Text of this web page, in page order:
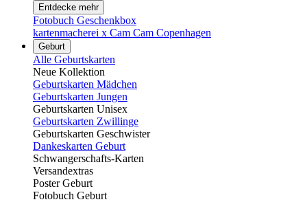
Entdecke mehr
Fotobuch Geschenkbox
kartenmacherei x Cam Cam Copenhagen
Geburt
Alle Geburtskarten
Neue Kollektion
Geburtskarten Mädchen
Geburtskarten Jungen
Geburtskarten Unisex
Geburtskarten Zwillinge
Geburtskarten Geschwister
Dankeskarten Geburt
Schwangerschafts-Karten
Versandextras
Poster Geburt
Fotobuch Geburt